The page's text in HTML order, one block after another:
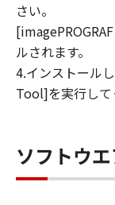
(1) 本契約
インストー
は(3)により
(2) お客様
製物のすべ
項に違反し
ことができ
さい。
ルされます。
4.インストール
Tool]を実行して
ソフトウ